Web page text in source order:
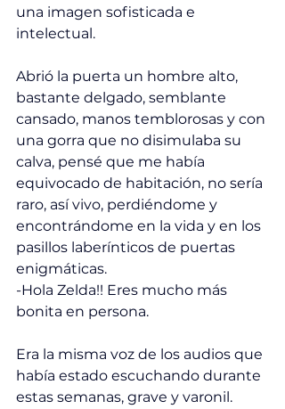
una imagen sofisticada e
intelectual.
Abrió la puerta un hombre alto,
bastante delgado, semblante
cansado, manos temblorosas y con
una gorra que no disimulaba su
calva, pensé que me había
equivocado de habitación, no sería
raro, así vivo, perdiéndome y
encontrándome en la vida y en los
pasillos laberínticos de puertas
enigmáticas.
-Hola Zelda!! Eres mucho más
bonita en persona.
Era la misma voz de los audios que
había estado escuchando durante
estas semanas, grave y varonil.